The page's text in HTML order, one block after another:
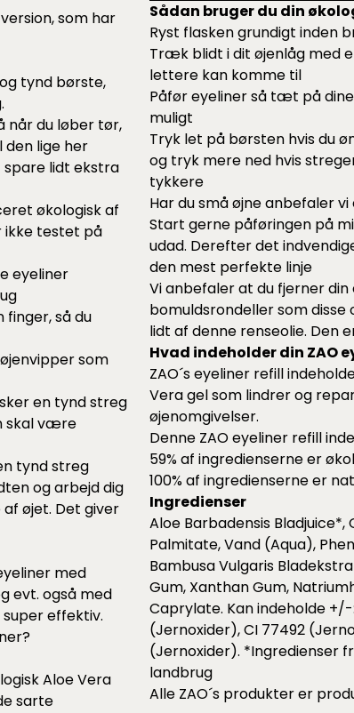
som har
tynd børste,
når du løber tør,
den lige her
spare lidt ekstra
økologisk af
ikke testet på
eyeliner
så du
som
en tynd streg
skal være
tynd streg
og arbejd dig
øjet. Det giver
med
evt. også med
super effektiv.
Aloe Vera
sarte
Sådan bruger du din
Ryst flasken grundigt inden
Træk blidt i dit øjenlåg med
lettere kan komme til
Påfør eyeliner så tæt på
muligt
Tryk let på børsten hvis du
og tryk mere ned hvis
tykkere
Har du små øjne anbefaler
Start gerne påføringen på
udad. Derefter det
den mest perfekte linje
Vi anbefaler at du fjerner
bomuldsrondeller somdisse
lidt af dennerenseolie. Den
Hvad indeholder din ZAO
ZAO´s eyeliner refill
Vera gel som lindrer og
øjenomgivelser.
Denne ZAO eyeliner refill
59% af ingredienserne er
100% af ingredienserne er
Ingredienser
Aloe Barbadensis Bladjuice*,
Palmitate, Vand (Aqua),
Bambusa Vulgaris
Gum, Xanthan Gum,
Caprylate. Kan indeholde +/-
(Jernoxider), CI 77492
(Jernoxider). *Ingredienser
landbrug
Alle ZAO´s produkter er